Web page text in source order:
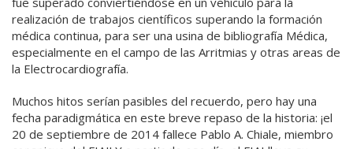
realización de trabajos científicos superando la formación
médica continua, para ser una usina de bibliografía Médica,
especialmente en el campo de las Arritmias y otras areas de
la Electrocardiografía.
Muchos hitos serían pasibles del recuerdo, pero hay una
fecha paradigmática en este breve repaso de la historia: ¡el
20 de septiembre de 2014 fallece Pablo A. Chiale, miembro